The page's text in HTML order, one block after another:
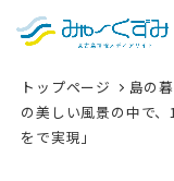
トップページ 島の
の美しい風景の中で
をで実現」